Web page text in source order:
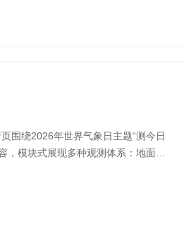
相应的纸质卡片，纸片上印有相应云
围绕2026年世界气象日主题“测今日
模块式展现多种观测体系：地面观
；卫星观测实现全球无缝监测；探空